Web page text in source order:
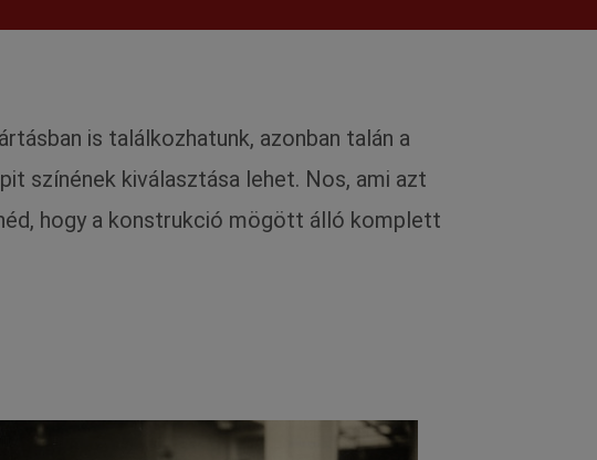
is találkozhatunk, azonban talán a
színének kiválasztása lehet. Nos, ami azt
hogy a konstrukció mögött álló komplett